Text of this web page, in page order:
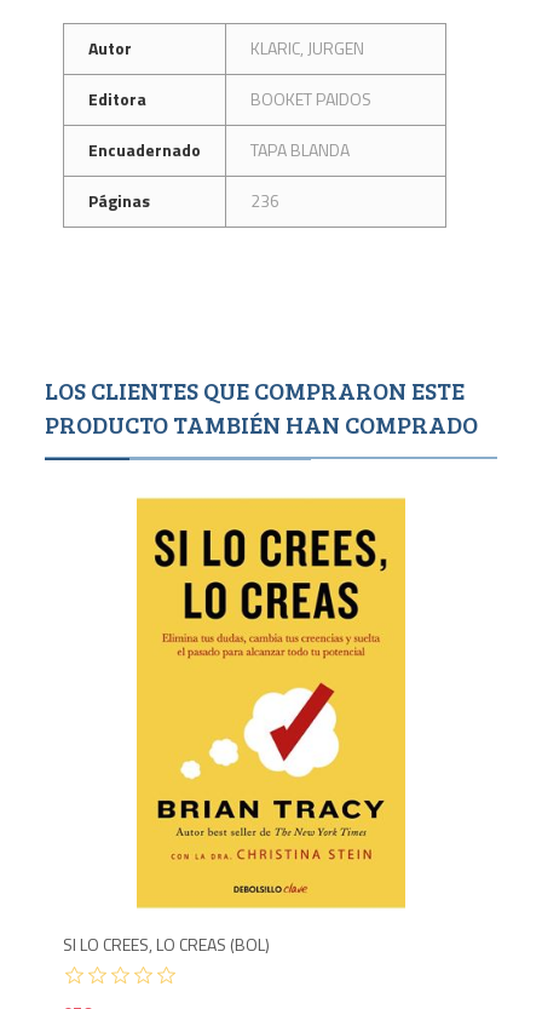
Autor
KLARIC, JURGEN
Editora
BOOKET PAIDOS
Encuadernado
TAPA BLANDA
Páginas
236
LOS CLIENTES QUE COMPRARON ESTE
PRODUCTO TAMBIÉN HAN COMPRADO
SI LO CREES, LO CREAS (BOL)